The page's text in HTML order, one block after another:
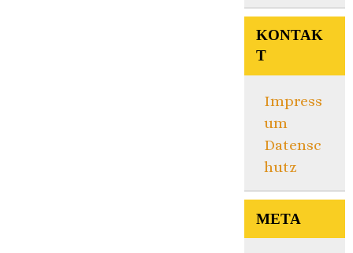
KONTAK
T
Impress
um
Datensc
hutz
META